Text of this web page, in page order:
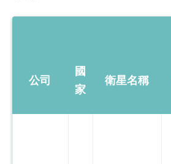
公司
國
家
衛星名稱